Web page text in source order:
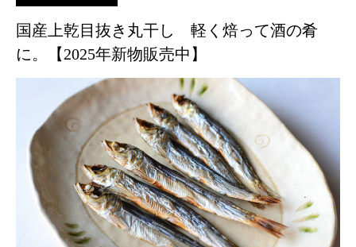
国産上乾目抜き丸干し 軽く焙って酒の肴
に。【2025年新物販売中】